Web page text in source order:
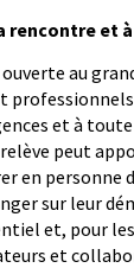
rencontre et
au
professionnels
et à
peut
en personne
sur leur
et, pour
et